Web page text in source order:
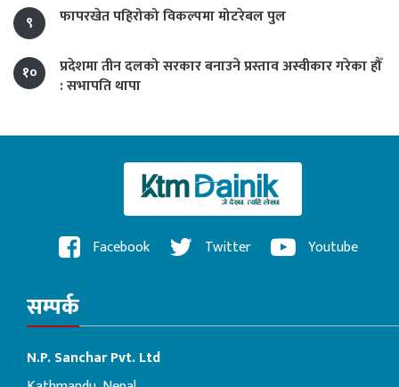
९ फापरखेत पहिरोको विकल्पमा मोटरेबल पुल
१०
प्रदेशमा तीन दलको सरकार बनाउने प्रस्ताव अस्वीकार गरेका हौँ
: सभापति थापा
Facebook Twitter Youtube
सम्पर्क
N.P. Sanchar Pvt. Ltd